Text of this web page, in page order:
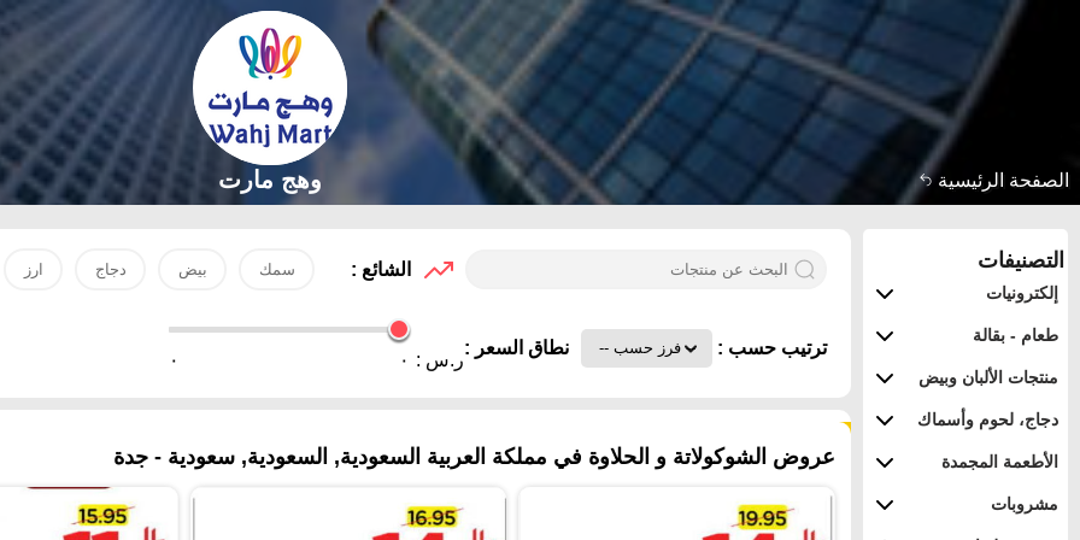
الصفحة الرئيسية وهج مارت
التصنيفات
إلكترونيات
طعام - بقالة
منتجات الألبان وبيض
دجاج، لحوم وأسماك
الأطعمة المجمدة
مشروبات
الشائع : سمك بيض دجاج ارز
ترتيب حسب : نطاق السعر :
ر.س : ٠ ٠
عروض الشوكولاتة و الحلاوة في مملكة العربية السعودية, السعودية, سعودية - جدة